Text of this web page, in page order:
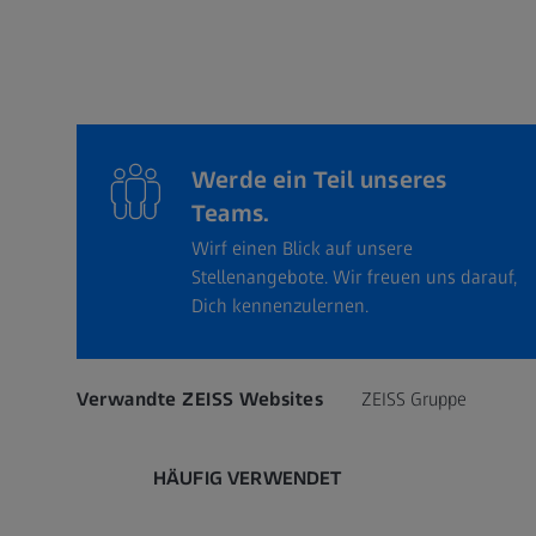
Werde ein Teil unseres
Teams.
Wirf einen Blick auf unsere
Stellenangebote. Wir freuen uns darauf,
Dich kennenzulernen.
Verwandte ZEISS Websites ZEISS Gruppe
HÄUFIG VERWENDET